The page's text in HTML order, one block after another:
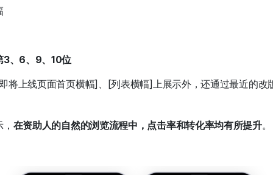
3、6、9、10位
将上线页面首页横幅]、[列表横幅]上展示外，还通过最近的改
在资助人的自然的浏览流程中，点击率和转化率均有所提升